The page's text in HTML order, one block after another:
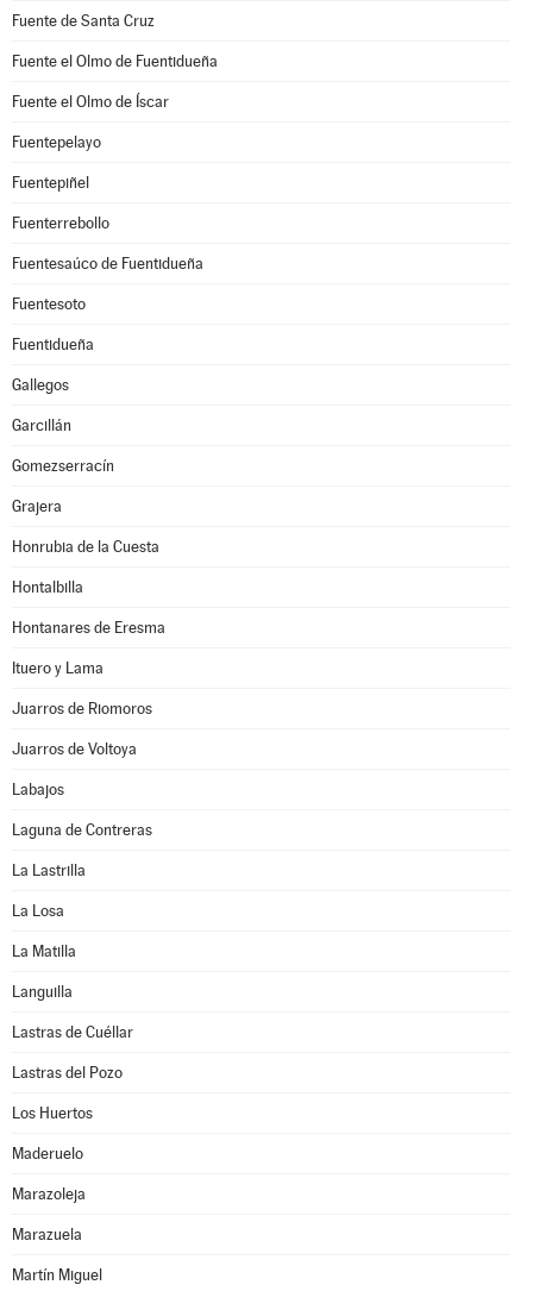
Fuente de Santa Cruz
Fuente el Olmo de Fuentidueña
Fuente el Olmo de Íscar
Fuentepelayo
Fuentepiñel
Fuenterrebollo
Fuentesaúco de Fuentidueña
Fuentesoto
Fuentidueña
Gallegos
Garcillán
Gomezserracín
Grajera
Honrubia de la Cuesta
Hontalbilla
Hontanares de Eresma
Ituero y Lama
Juarros de Riomoros
Juarros de Voltoya
Labajos
Laguna de Contreras
La Lastrilla
La Losa
La Matilla
Languilla
Lastras de Cuéllar
Lastras del Pozo
Los Huertos
Maderuelo
Marazoleja
Marazuela
Martín Miguel